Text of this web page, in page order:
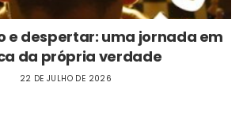
e despertar: uma jornada em
da própria verdade
22 DE JULHO DE 2026